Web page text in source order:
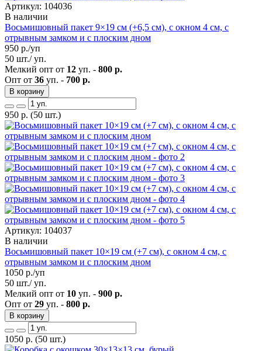
Артикул: 104036
В наличии
Восьмишовный пакет 9×19 см (+6,5 см), с окном 4 см, с
отрывным замком и с плоским дном
950 р./уп
50 шт./ уп.
Мелкий опт от 12 уп. - 800 р.
Опт от 36 уп. - 700 р.
В корзину
950 р. (50 шт.)
Артикул: 104037
В наличии
Восьмишовный пакет 10×19 см (+7 см), с окном 4 см, с
отрывным замком и с плоским дном
1050 р./уп
50 шт./ уп.
Мелкий опт от 10 уп. - 900 р.
Опт от 29 уп. - 800 р.
В корзину
1050 р. (50 шт.)